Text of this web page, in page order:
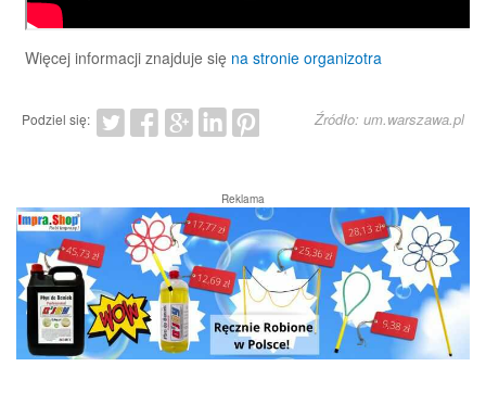
Więcej informacji znajduje się na stronie organizotra
Podziel się: Źródło: um.warszawa.pl
Reklama